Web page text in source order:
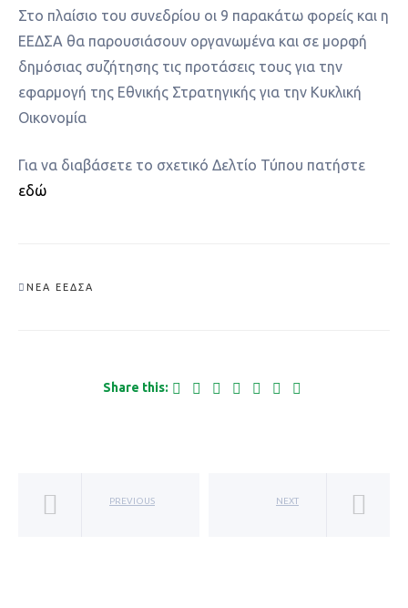
Στο πλαίσιο του συνεδρίου οι 9 παρακάτω φορείς και η
ΕΕΔΣΑ θα παρουσιάσουν οργανωμένα και σε μορφή
δημόσιας συζήτησης τις προτάσεις τους για την
εφαρμογή της Εθνικής Στρατηγικής για την Κυκλική
Οικονομία
Για να διαβάσετε το σχετικό Δελτίο Τύπου πατήστε
εδώ
ΝΈΑ ΕΕΔΣΑ
Share this:
PREVIOUS NEXT